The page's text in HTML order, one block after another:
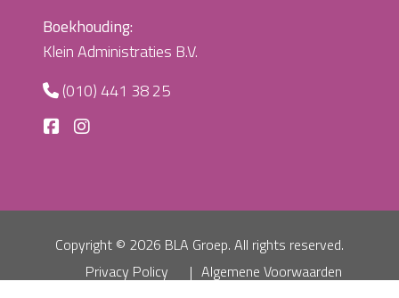
Boekhouding:
Klein Administraties B.V.
(010) 441 38 25
Copyright © 2026 BLA Groep. All rights reserved.
Privacy Policy
Algemene Voorwaarden